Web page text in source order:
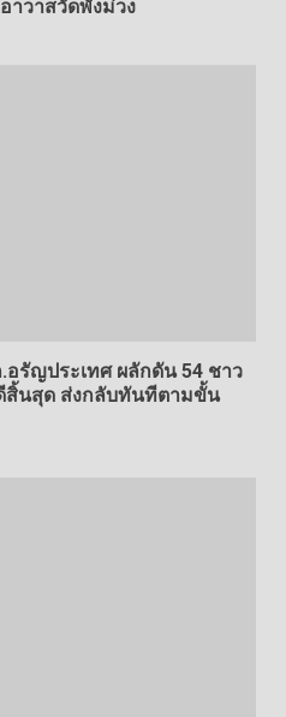
าวาสวัดพังม่วง
รัญประเทศ ผลักดัน 54 ชาว
สิ้นสุด ส่งกลับทันทีตามขั้น